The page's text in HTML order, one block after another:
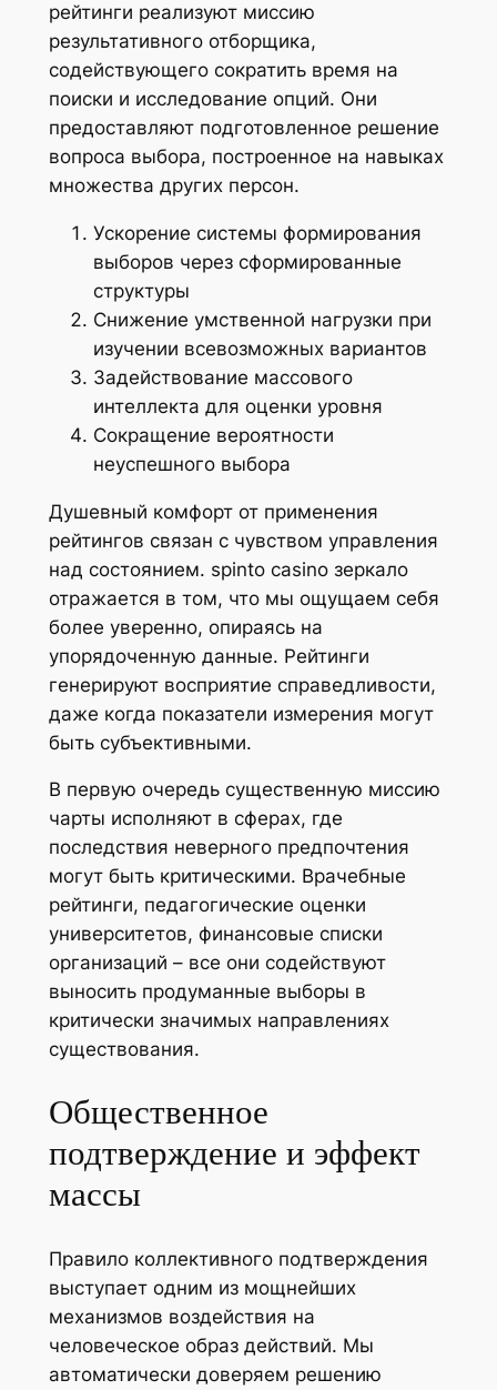
рейтинги реализуют миссию
результативного отборщика,
содействующего сократить время на
поиски и исследование опций. Они
предоставляют подготовленное решение
вопроса выбора, построенное на навыках
множества других персон.
Ускорение системы формирования
выборов через сформированные
структуры
Снижение умственной нагрузки при
изучении всевозможных вариантов
Задействование массового
интеллекта для оценки уровня
Сокращение вероятности
неуспешного выбора
Душевный комфорт от применения
рейтингов связан с чувством управления
над состоянием. spinto casino зеркало
отражается в том, что мы ощущаем себя
более уверенно, опираясь на
упорядоченную данные. Рейтинги
генерируют восприятие справедливости,
даже когда показатели измерения могут
быть субъективными.
В первую очередь существенную миссию
чарты исполняют в сферах, где
последствия неверного предпочтения
могут быть критическими. Врачебные
рейтинги, педагогические оценки
университетов, финансовые списки
организаций – все они содействуют
выносить продуманные выборы в
критически значимых направлениях
существования.
Общественное
подтверждение и эффект
массы
Правило коллективного подтверждения
выступает одним из мощнейших
механизмов воздействия на
человеческое образ действий. Мы
автоматически доверяем решению